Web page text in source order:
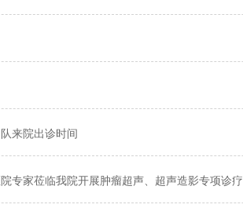
来院出诊时间
专家莅临我院开展肿瘤超声、超声造影专项诊疗